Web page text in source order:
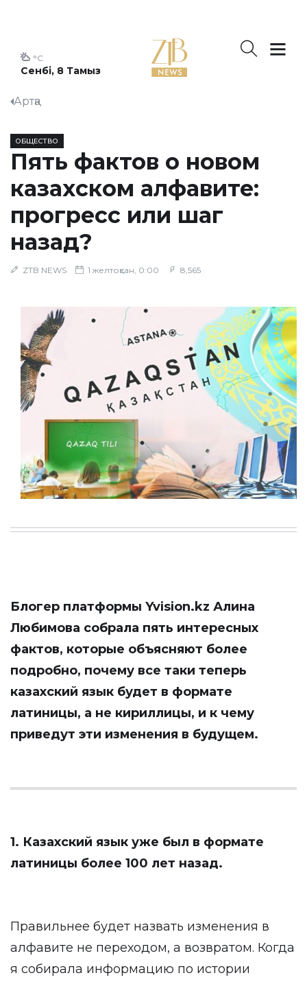
Сенбі, 8 Тамыз
°C
Артқа
ОБЩЕСТВО
Пять фактов о новом
казахском алфавите:
прогресс или шаг
назад?
ZTB NEWS 1 желтоқсан, 0:00 8,565
Блогер платформы Yvision.kz Алина
Любимова собрала пять интересных
фактов, которые объясняют более
подробно, почему все таки теперь
казахский язык будет в формате
латиницы, а не кириллицы, и к чему
приведут эти изменения в будущем.
1. Казахский язык уже был в формате
латиницы более 100 лет назад.
Правильнее будет назвать изменения в
алфавите не переходом, а возвратом. Когда
я собирала информацию по истории